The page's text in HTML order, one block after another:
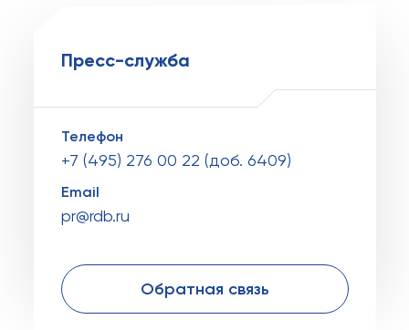
Пресс-служба
Телефон
+7 (495) 276 00 22 (доб. 6409)
Email
pr@rdb.ru
Обратная связь